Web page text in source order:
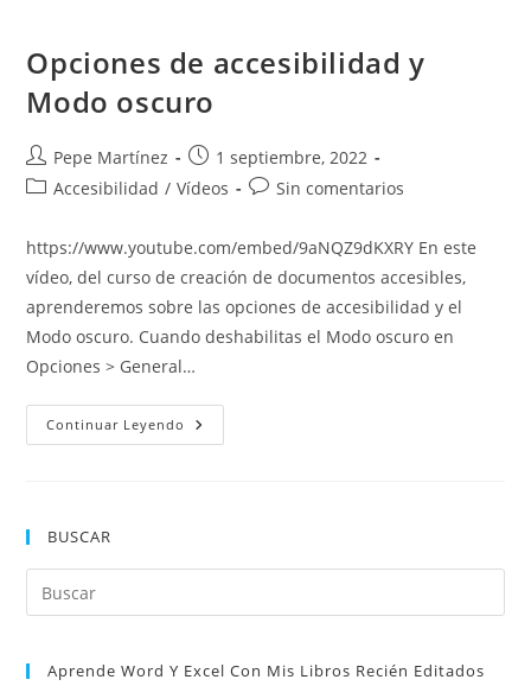
Opciones de accesibilidad y
Modo oscuro
Autor
de
Pepe Martínez
Publicación
de
1 septiembre, 2022
Categoría
la
entrada:
Accesibilidad / Vídeos
Comentarios
entrada:
Sin comentarios
https://www.youtube.com/embed/9aNQZ9dKXRY En este
vídeo, del curso de creación de documentos accesibles,
aprenderemos sobre las opciones de accesibilidad y el
Modo oscuro. Cuando deshabilitas el Modo oscuro en
Opciones > General…
Continuar Leyendo Opciones
De
BUSCAR
Aprende Word Y Excel Con Mis Libros Recién Editados